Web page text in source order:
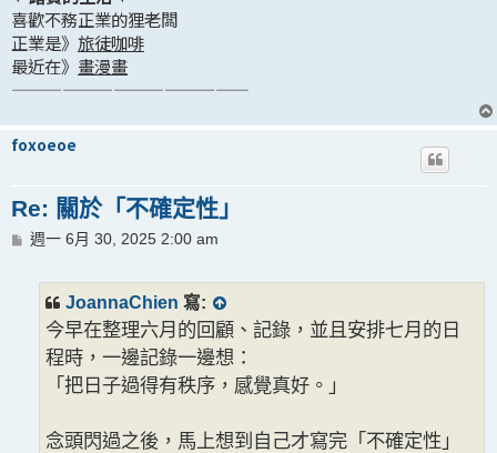
喜歡不務正業的狸老闆
正業是》 旅徒咖啡
最近在》 畫漫畫
——————————————
foxoeoe
Re: 關於「不確定性」
文
週一 6月 30, 2025 2:00 am
JoannaChien 寫:
今早在整理六月的回顧、記錄，並且安排七月的日
程時，一邊記錄一邊想：
「把日子過得有秩序，感覺真好。」
念頭閃過之後，馬上想到自己才寫完「不確定性」